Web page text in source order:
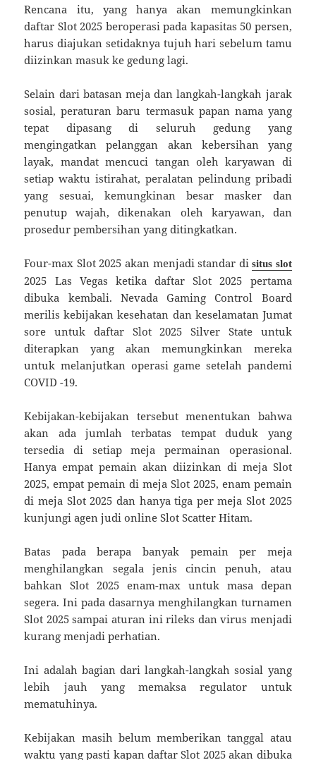
Rencana itu, yang hanya akan memungkinkan
daftar Slot 2025 beroperasi pada kapasitas 50 persen,
harus diajukan setidaknya tujuh hari sebelum tamu
diizinkan masuk ke gedung lagi.
Selain dari batasan meja dan langkah-langkah jarak
sosial, peraturan baru termasuk papan nama yang
tepat dipasang di seluruh gedung yang
mengingatkan pelanggan akan kebersihan yang
layak, mandat mencuci tangan oleh karyawan di
setiap waktu istirahat, peralatan pelindung pribadi
yang sesuai, kemungkinan besar masker dan
penutup wajah, dikenakan oleh karyawan, dan
prosedur pembersihan yang ditingkatkan.
Four-max Slot 2025 akan menjadi standar disitus slot
2025 Las Vegas ketika daftar Slot 2025 pertama
dibuka kembali. Nevada Gaming Control Board
merilis kebijakan kesehatan dan keselamatan Jumat
sore untuk daftar Slot 2025 Silver State untuk
diterapkan yang akan memungkinkan mereka
untuk melanjutkan operasi game setelah pandemi
COVID -19.
Kebijakan-kebijakan tersebut menentukan bahwa
akan ada jumlah terbatas tempat duduk yang
tersedia di setiap meja permainan operasional.
Hanya empat pemain akan diizinkan di meja Slot
2025, empat pemain di meja Slot 2025, enam pemain
di meja Slot 2025 dan hanya tiga per meja Slot 2025
kunjungi agen judi online Slot Scatter Hitam.
Batas pada berapa banyak pemain per meja
menghilangkan segala jenis cincin penuh, atau
bahkan Slot 2025 enam-max untuk masa depan
segera. Ini pada dasarnya menghilangkan turnamen
Slot 2025 sampai aturan ini rileks dan virus menjadi
kurang menjadi perhatian.
Ini adalah bagian dari langkah-langkah sosial yang
lebih jauh yang memaksa regulator untuk
mematuhinya.
Kebijakan masih belum memberikan tanggal atau
waktu yang pasti kapan daftar Slot 2025 akan dibuka